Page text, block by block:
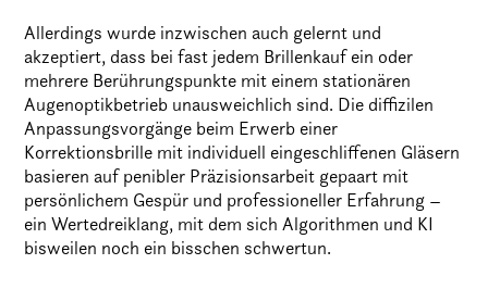
Allerdings wurde inzwischen auch gelernt und
akzeptiert, dass bei fast jedem Brillenkauf ein oder
mehrere Berührungspunkte mit einem stationären
Augenoptikbetrieb unausweichlich sind. Die diffizilen
Anpassungsvorgänge beim Erwerb einer
Korrektionsbrille mit individuell eingeschliffenen Gläsern
basieren auf penibler Präzisionsarbeit gepaart mit
persönlichem Gespür und professioneller Erfahrung –
ein Wertedreiklang, mit dem sich Algorithmen und KI
bisweilen noch ein bisschen schwertun.